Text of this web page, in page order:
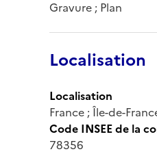
Gravure ; Plan
Localisation
Localisation
France ; Île-de-
Code INSEE de la
78356